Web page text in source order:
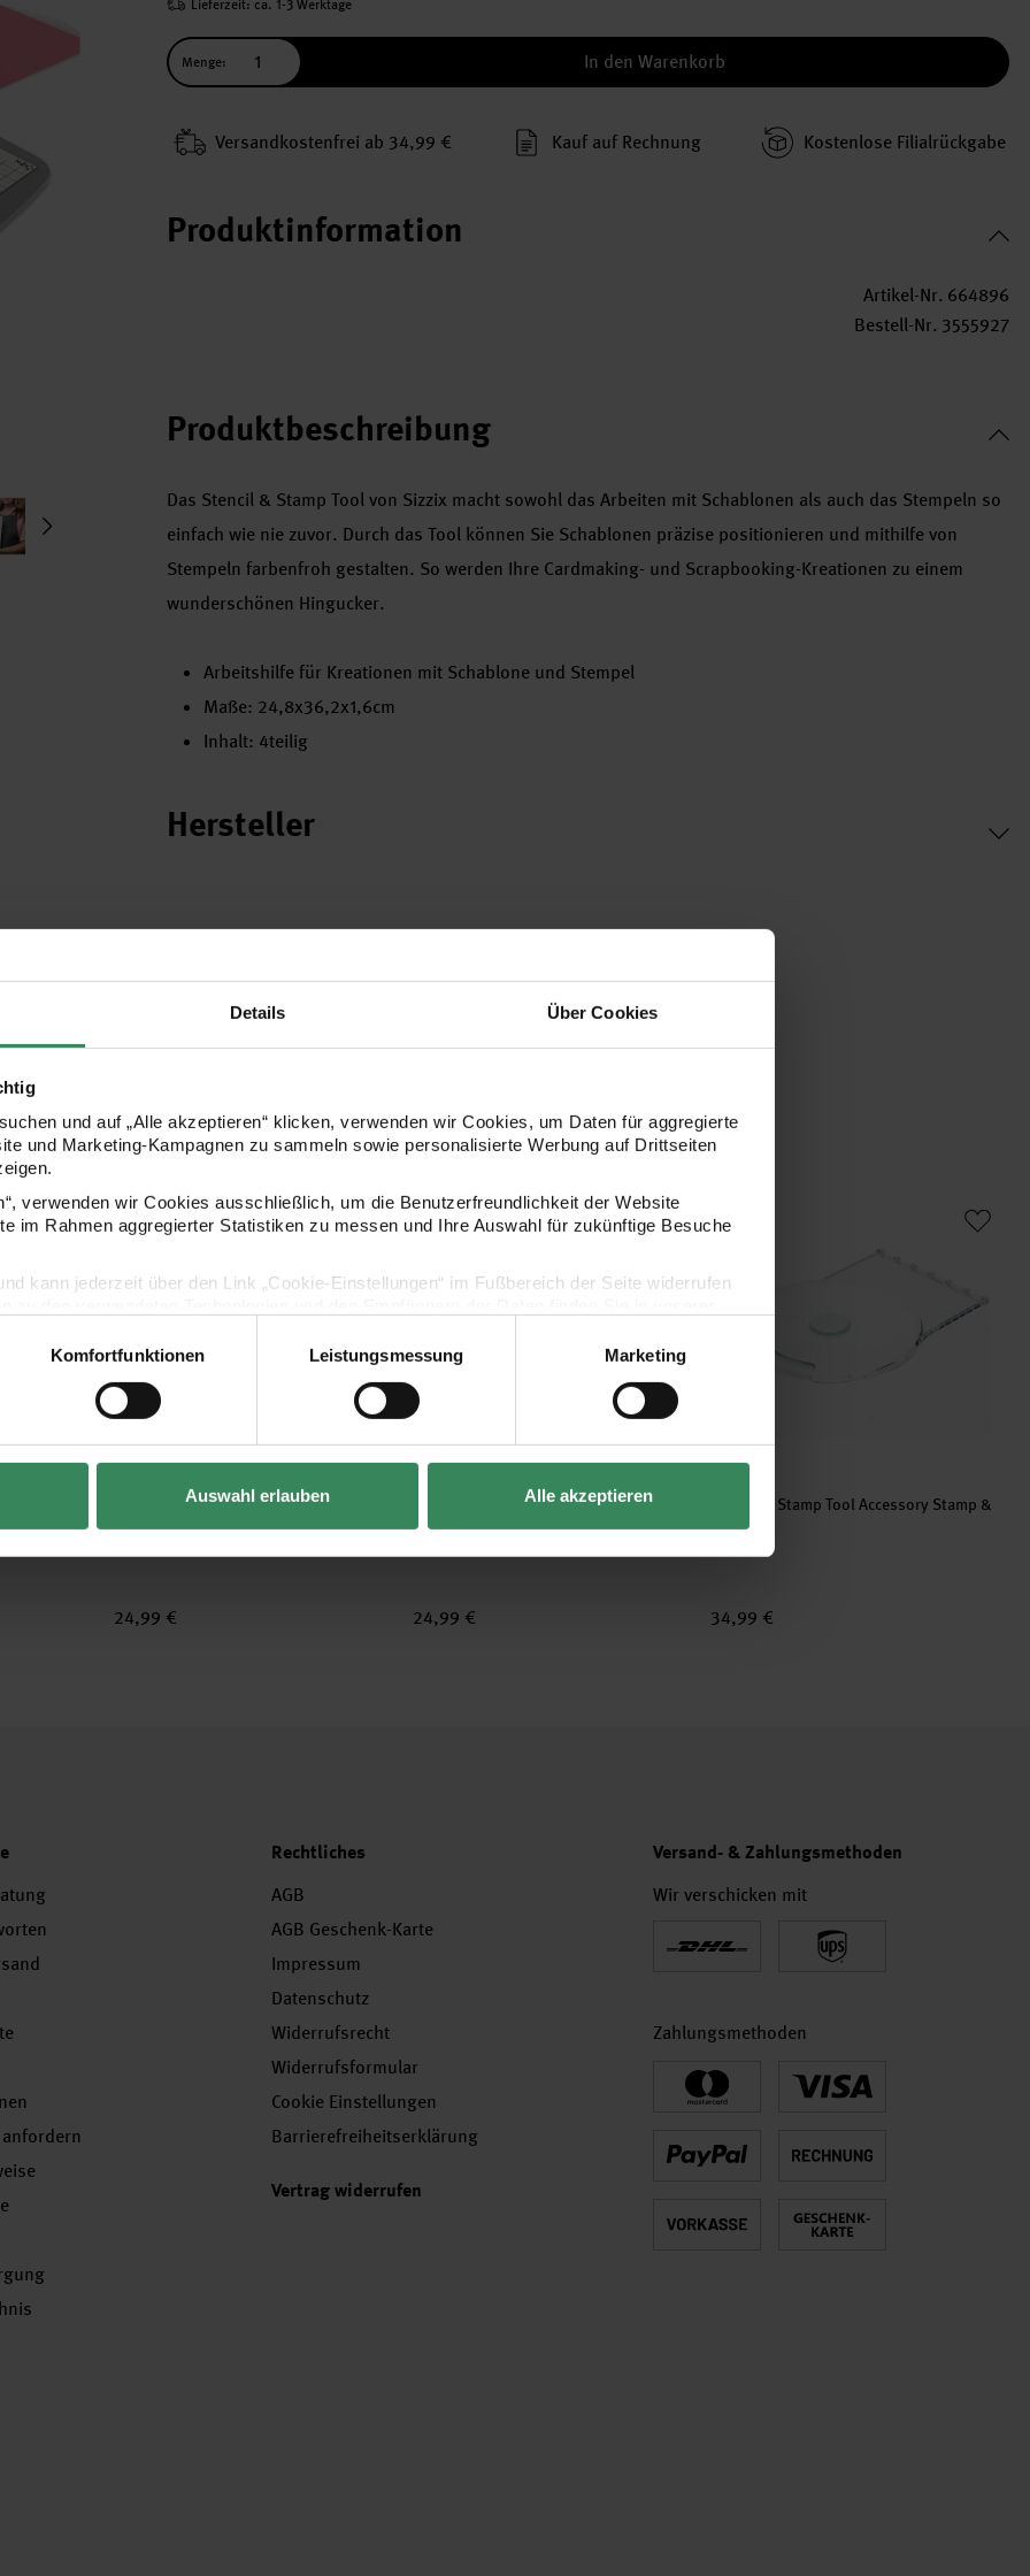
Details Über Cookies
und auf „Alle akzeptieren“ klicken, verwenden wir Cookies, um Daten für aggregierte
und Marketing-Kampagnen zu sammeln sowie personalisierte Werbung auf Drittseiten
verwenden wir Cookies ausschließlich, um die Benutzerfreundlichkeit der Website
im Rahmen aggregierter Statistiken zu messen und Ihre Auswahl für zukünftige Besuche
kann jederzeit über den Link „Cookie-Einstellungen“ im Fußbereich der Seite widerrufen
Vertrag widerrufen
Komfortfunktionen Leistungsmessung Marketing
Auswahl erlauben Alle akzeptieren
Lieferzeit: ca. 1-3 Werktage
Menge: In den Warenkorb
Versand­kosten­frei ab 34,99 € Kauf auf Rechnung Kosten­lose Filial­rückgabe
Produktinformation
Artikel-Nr. 664896
Bestell-Nr. 3555927
Produktbeschreibung
Das Stencil & Stamp Tool von Sizzix macht sowohl das Arbeiten mit Schablonen als auch das Stempeln so
einfach wie nie zuvor. Durch das Tool können Sie Schablonen präzise positionieren und mithilfe von
Stempeln farbenfroh gestalten. So werden Ihre Cardmaking- und Scrapbooking-Kreationen zu einem
wunderschönen Hingucker.
Arbeitshilfe für Kreationen mit Schablone und Stempel
Maße: 24,8x36,2x1,6cm
Inhalt: 4teilig
Hersteller
Kaufempfehlung
Peony by Olivia
by Olivia
Layered Stencils Abstract Marks by Lisa
Hersteller:
Layered Stencils Abstract Marks by Lisa
24,99 €
Layered Stencils Butterfly by Olivia Rose
Layered Stencils Butterfly by Olivia Rose
24,99 €
Stencil & Stamp Tool Accessory Stamp &
Spin Tool
34,99 €
Rechtliches
AGB
AGB Geschenk-Karte
Impressum
Datenschutz
Widerrufsrecht
Widerrufsformular
Cookie Einstellungen
Barrierefreiheitserklärung
Vertrag widerrufen
Versand- & Zahlungsmethoden
Wir verschicken mit
Zahlungsmethoden